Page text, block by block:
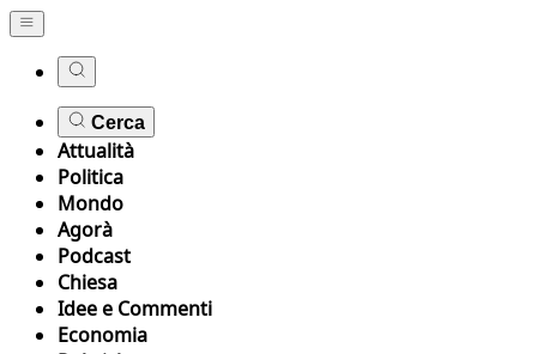
Cerca
Attualità
Politica
Mondo
Agorà
Podcast
Chiesa
Idee e Commenti
Economia